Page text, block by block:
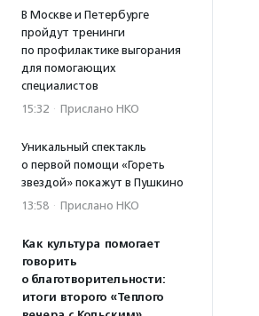
В Москве и Петербурге
пройдут тренинги
по профилактике выгорания
для помогающих
специалистов
15:32 · Прислано НКО
Уникальный спектакль
о первой помощи «Гореть
звездой» покажут в Пушкино
13:58 · Прислано НКО
Как культура помогает
говорить
о благотворительности:
итоги второго «Теплого